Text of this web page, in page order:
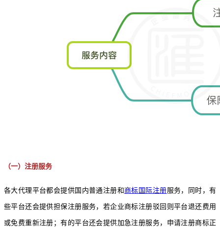
（一）注册服务
各大代理平台都会提供国内普通注册和商标国际注册服务，同时，有
些平台还会提供担保注册服务，若企业商标注册驳回则平台退还费用
或免费重新注册；有的平台还会提供加急注册服务，申请注册商标正